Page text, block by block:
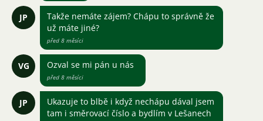
JP
Takže nemáte zájem? Chápu to správně že
už máte jiné?
před 8 měsíci
VG Ozval se mi pán u nás
před 8 měsíci
JP
Ukazuje to blbě i když nechápu dával jsem
tam i směrovací číslo a bydlím v Lešanech